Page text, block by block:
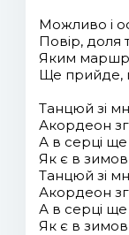
Можливо і
Повір, доля
Яким
Ще прийде,
Танцюй зі
Акордеон
А в серці ще
Як є в
Танцюй зі
Акордеон
А в серці ще
Як є в